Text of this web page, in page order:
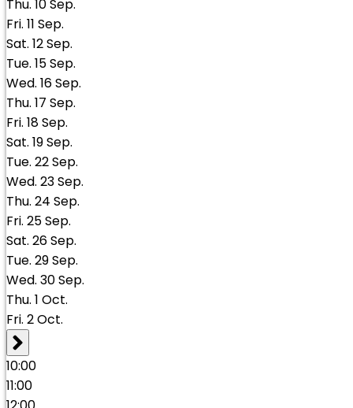
Thu. 10Sep.
Fri. 11 Sep.
Sat. 12Sep.
Tue. 15Sep.
Wed. 16Sep.
Thu. 17 Sep.
Fri. 18Sep.
Sat. 19Sep.
Tue. 22Sep.
Wed. 23Sep.
Thu. 24 Sep.
Fri. 25Sep.
Sat. 26Sep.
Tue. 29Sep.
Wed. 30Sep.
Thu. 1 Oct.
Fri. 2Oct.
10:00
11:00